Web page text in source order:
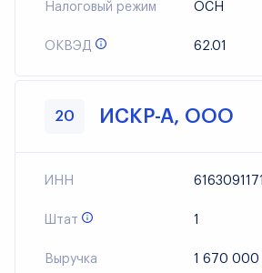
Налоговый режим ОСН
ОКВЭД 62.01
20 ИСКР-А, ООО
ИНН 6163091171
Штат 1
Выручка 1 670 000